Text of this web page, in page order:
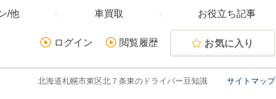
/他 車買取 お役立ち記事
ログイン 閲覧履歴 お気に入り
サイトマップ
北海道札幌市東区北７条東のドライバー豆知識